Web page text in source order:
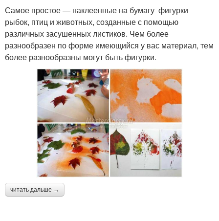
Самое простое — наклеенные на бумагу фигурки
рыбок, птиц и животных, созданные с помощью
различных засушенных листиков. Чем более
разнообразен по форме имеющийся у вас материал, тем
более разнообразны могут быть фигурки.
читать дальше →